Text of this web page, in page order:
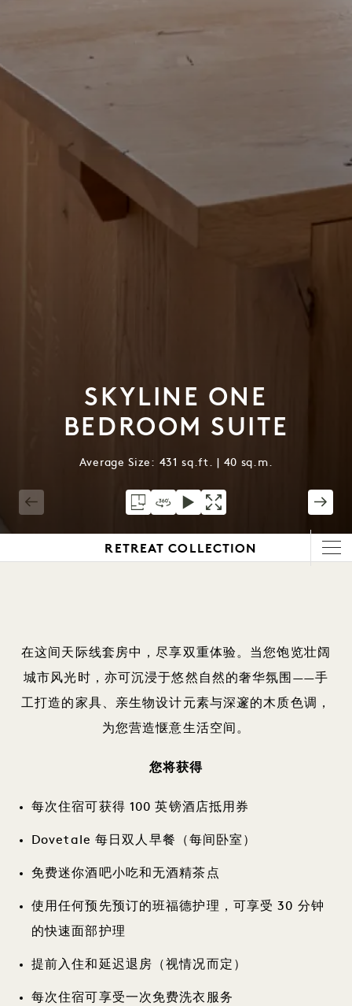
SKYLINE ONE
BEDROOM SUITE
Average Size: 431 sq.ft. | 40 sq.m.
RETREAT COLLECTION
在这间天际线套房中，尽享双重体验。当您饱览壮阔
城市风光时，亦可沉浸于悠然自然的奢华氛围——手
工打造的家具、亲生物设计元素与深邃的木质色调，
为您营造惬意生活空间。
您将获得
每次住宿可获得 100 英镑酒店抵用券
Dovetale 每日双人早餐（每间卧室）
免费迷你酒吧小吃和无酒精茶点
使用任何预先预订的班福德护理，可享受 30 分钟
的快速面部护理
提前入住和延迟退房（视情况而定）
每次住宿可享受一次免费洗衣服务